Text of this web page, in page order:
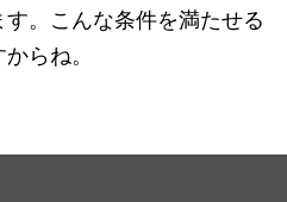
。こんな条件を満たせる
らね。